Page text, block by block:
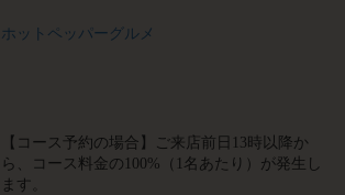
ホットペッパーグルメ
【コース予約の場合】ご来店前日13時以降か
ら、コース料金の100%（1名あたり）が発生し
ます。